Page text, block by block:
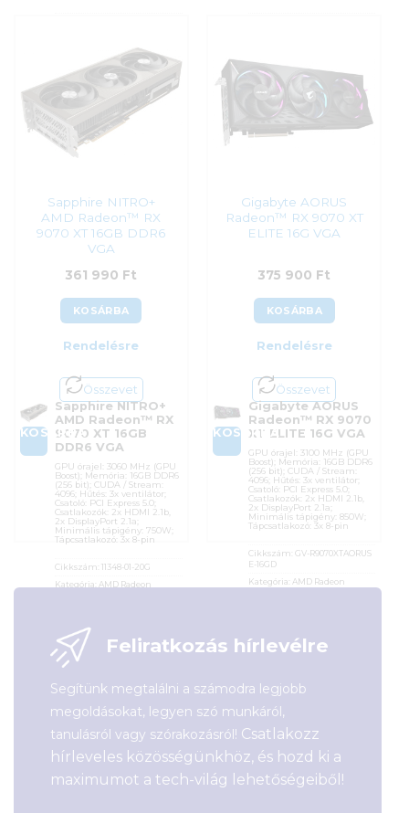
AMD Radeon
Gyártó:Asus
Garanciaidő: 36 hónap
52695
344 900
Gyártó:Asus
Garanciaidő:
36 hónap
27%
Azonosító:
52704
Sapphire NITRO+
AMD Radeon™ RX
9070 XT 16GB DDR6
VGA
361 990 Ft
KOSÁRBA
Rendelésre
Összevet
KOSÁRBA
Sapphire NITRO+
AMD Radeon™ RX
9070 XT 16GB
DDR6 VGA
GPU órajel: 3060 MHz (GPU
Boost); Memória: 16GB DDR6
(256 bit); CUDA / Stream:
4096; Hűtés: 3x ventilátor;
Csatoló: PCI Express 5.0;
Csatlakozók: 2x HDMI 2.1b,
2x DisplayPort 2.1a;
Minimális tápigény: 750W;
Tápcsatlakozó: 3x 8-pin
Cikkszám:11348-01-20G
Kategória:AMD Radeon
ÁFA:27%
Azonosító:
53273
361 990 Ft
Gigabyte AORUS
Radeon™ RX 9070 XT
ELITE 16G VGA
375 900 Ft
KOSÁRBA
Rendelésre
Összevet
KOSÁRBA
Gigabyte AORUS
Radeon™ RX 9070
XT ELITE 16G VGA
GPU órajel: 3100 MHz (GPU
Boost); Memória: 16GB DDR6
(256 bit); CUDA / Stream:
4096; Hűtés: 3x ventilátor;
Csatoló: PCI Express 5.0;
Csatlakozók: 2x HDMI 2.1b,
2x DisplayPort 2.1a;
Minimális tápigény: 850W;
Tápcsatlakozó: 3x 8-pin
Cikkszám: GV-R9070XTAORUS
E-16GD
Kategória: AMD Radeon
Azonosító:52702
Feliratkozás hírlevélre
Segítünk megtalálni a számodra legjobb
megoldásokat, legyen szó munkáról,
tanulásról vagy szórakozásról! Csatlakozz
hírleveles közösségünkhöz, és hozd ki a
maximumot a tech-világ lehetőségeiből!